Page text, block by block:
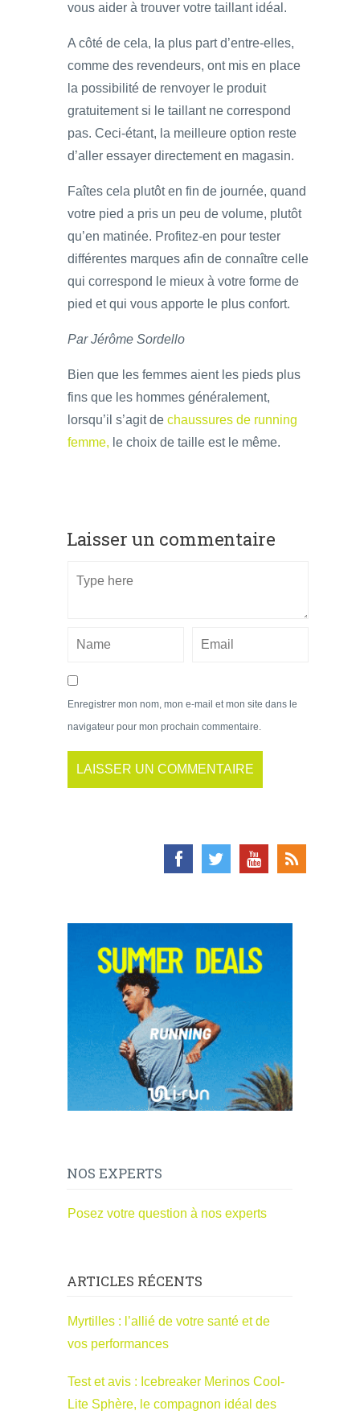
vous aider à trouver votre taillant idéal.
A côté de cela, la plus part d’entre-elles,
comme des revendeurs, ont mis en place
la possibilité de renvoyer le produit
gratuitement si le taillant ne correspond
pas. Ceci-étant, la meilleure option reste
d’aller essayer directement en magasin.
Faîtes cela plutôt en fin de journée, quand
votre pied a pris un peu de volume, plutôt
qu’en matinée. Profitez-en pour tester
différentes marques afin de connaître celle
qui correspond le mieux à votre forme de
pied et qui vous apporte le plus confort.
Par Jérôme Sordello
Bien que les femmes aient les pieds plus
fins que les hommes généralement,
lorsqu’il s’agit de chaussures de running
femme, le choix de taille est le même.
Laisser un commentaire
Enregistrer mon nom, mon e-mail et mon site dans le
navigateur pour mon prochain commentaire.
NOS EXPERTS
Posez votre question à nos experts
ARTICLES RÉCENTS
Myrtilles : l’allié de votre santé et de
vos performances
Test et avis : Icebreaker Merinos Cool-
Lite Sphère, le compagnon idéal des